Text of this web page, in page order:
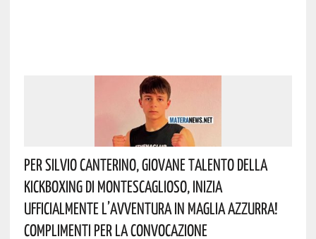
Per Silvio Canterino, Giovane Talento Della
Kickboxing Di Montescaglioso, Inizia
Ufficialmente L’avventura In Maglia Azzurra!
Complimenti Per La Convocazione